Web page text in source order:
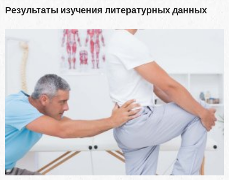
Результаты изучения литературных данных